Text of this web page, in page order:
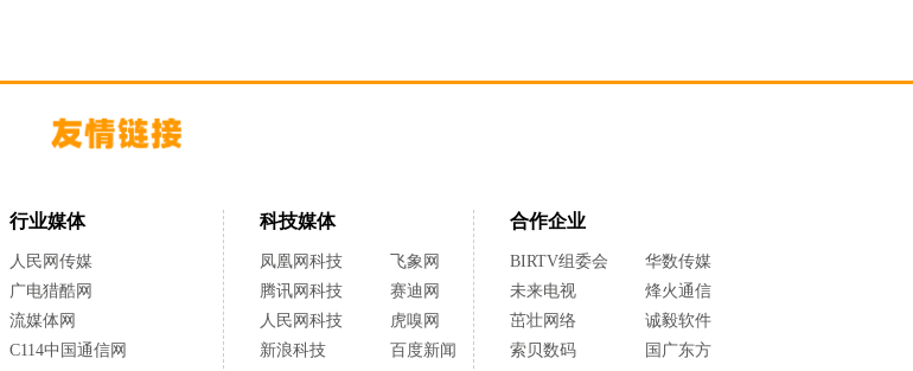
行业媒体
人民网传媒
广电猎酷网
流媒体网
C114中国通信网
科技媒体
凤凰网科技
飞象网
腾讯网科技
赛迪网
人民网科技
虎嗅网
新浪科技
百度新闻
合作企业
BIRTV组委会
华数传媒
未来电视
烽火通信
茁壮网络
诚毅软件
索贝数码
国广东方